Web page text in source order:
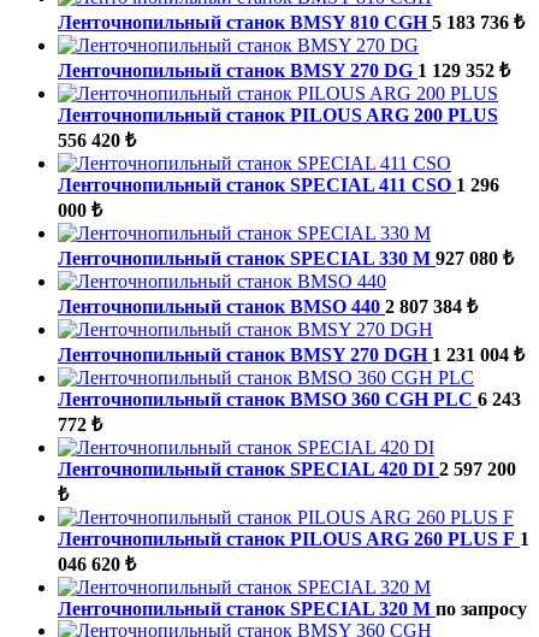
Ленточнопильный станок BMSY 810 CGH 5 183 736 ₺
Ленточнопильный станок BMSY 270 DG 1 129 352 ₺
Ленточнопильный станок PILOUS ARG 200 PLUS
556 420 ₺
Ленточнопильный станок SPECIAL 411 CSO 1 296
000 ₺
Ленточнопильный станок SPECIAL 330 M 927 080 ₺
Ленточнопильный станок BMSO 440 2 807 384 ₺
Ленточнопильный станок BMSY 270 DGH 1 231 004 ₺
Ленточнопильный станок BMSO 360 CGH PLC 6 243
772 ₺
Ленточнопильный станок SPECIAL 420 DI 2 597 200
₺
Ленточнопильный станок PILOUS ARG 260 PLUS F 1
046 620 ₺
Ленточнопильный станок SPECIAL 320 М по запросу